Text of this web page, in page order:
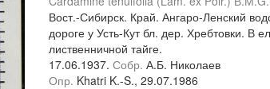
Вост.-Сибирск. Край. Ангаро-Ленский
дороге у Усть-Кут бл. дер. Хребтовки. В
лиственничной тайге.
17.06.1937. Собр. А.Б. Николаев
Опр. Khatri K.-S., 29.07.1986